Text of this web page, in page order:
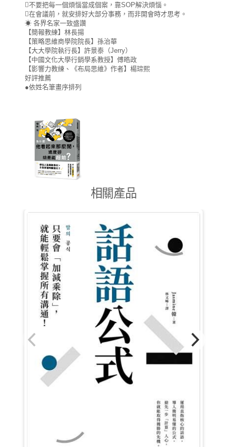
不要把每一個煩惱當成個案，靠SOP解決煩惱。
在會議前，就安排好大部分事務，而非開會時才思考。
☀ 各界名家一致盛讚
【簡報教練】林長揚
【策略思維商學院院長】孫治華
【大大學院執行長】許景泰（Jerry）
【中國文化大學行銷學系教授】傅皓政
【影響力教練、《布局思維》作者】楊琮熙
好評推薦
●依姓名筆畫序排列
相關產品